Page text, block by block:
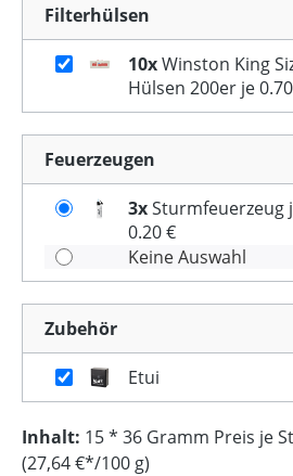
Filterhülsen
10xWinston King
Hülsen 200er je
Feuerzeugen
3xSturmfeuerzeug
0.20 €
Keine Auswahl
Zubehör
Etui
Inhalt: 15 * 36 Gramm Preis je
(27,64 €*/100 g)